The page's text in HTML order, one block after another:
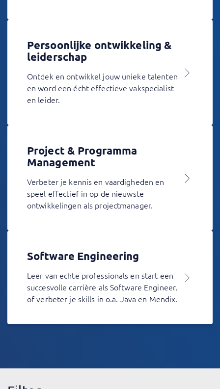
Persoonlijke ontwikkeling &
leiderschap
Ontdek en ontwikkel jouw unieke talenten
en word een écht effectieve vakspecialist
en leider.
Project & Programma
Management
Verbeter je kennis en vaardigheden en
speel effectief in op de nieuwste
ontwikkelingen als projectmanager.
Software Engineering
Leer van echte professionals en start een
succesvolle carrière als Software Engineer,
of verbeter je skills in o.a. Java en Mendix.